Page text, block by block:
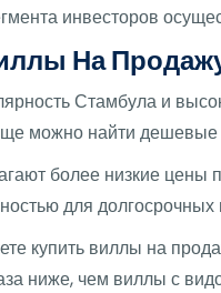
инвесторов
На
Стамбула и
можно найти
более низкие цены
для долгосрочных
купить виллы на
ниже, чем виллы с